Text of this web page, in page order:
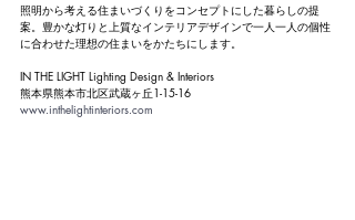
照明から考える住まいづくりをコンセプトにした暮らしの提
案。豊かな灯りと上質なインテリアデザインで一人一人の個性
に合わせた理想の住まいをかたちにします。
IN THE LIGHT Lighting Design & Interiors
熊本県熊本市北区武蔵ヶ丘1-15-16
www.inthelightinteriors.com